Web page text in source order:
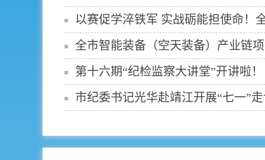
以赛促学淬铁军 实战砺能担使命！
全市智能装备（空天装备）产业链
第十六期“纪检监察大讲堂”开讲啦！
市纪委书记光华赴靖江开展“七一”